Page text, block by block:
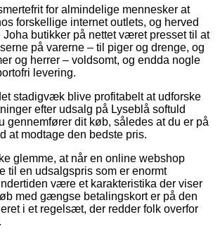
for almindelige mennesker at
forskellige internet outlets, og herved
Joha butikker på nettet været presset til at
på varerne – til piger og drenge, og
og herrer – voldsomt, og endda nogle
levering.
stadigvæk blive profitabelt at udforske
efter udsalg på Lyseblå softuld
gennemfører dit køb, således at du er på
at modtage den bedste pris.
glemme, at når en online webshop
til en udsalgspris som er enormt
være et karakteristika der viser
med gængse betalingskort er på den
i et regelsæt, der redder folk overfor